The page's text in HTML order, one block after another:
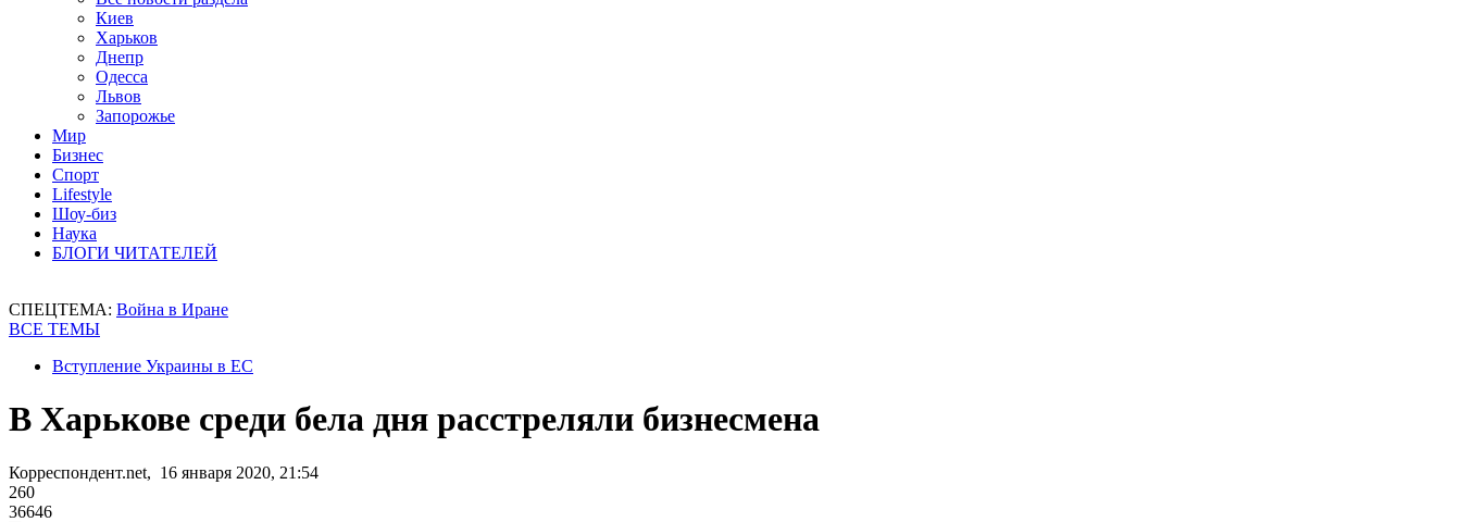
Киев
Харьков
Днепр
Одесса
Львов
Запорожье
Мир
Бизнес
Спорт
Lifestyle
Шоу-биз
Наука
БЛОГИ ЧИТАТЕЛЕЙ
СПЕЦТЕМА: Война в Иране
ВСЕ ТЕМЫ
Вступление Украины в ЕС
В Харькове среди бела дня расстреляли бизнесмена
Корреспондент.net, 16 января 2020, 21:54
260
36646